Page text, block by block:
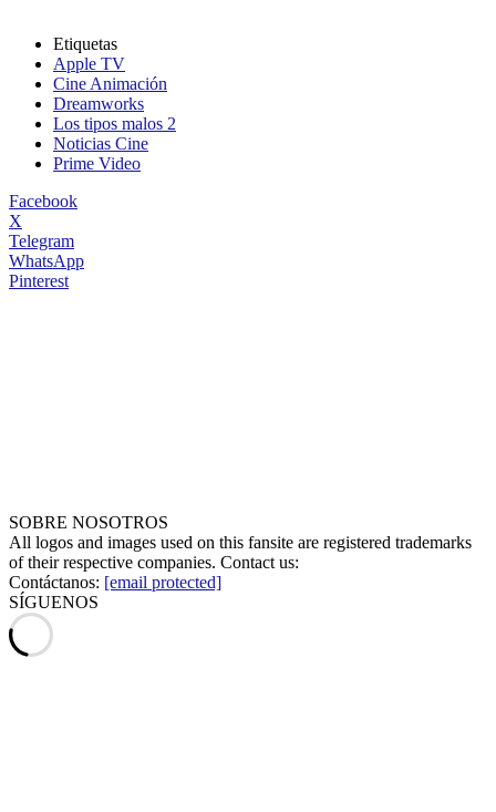
Etiquetas
Apple TV
Cine Animación
Dreamworks
Los tipos malos 2
Noticias Cine
Prime Video
Facebook
X
Telegram
WhatsApp
Pinterest
SOBRE NOSOTROS
All logos and images used on this fansite are registered trademarks
of their respective companies. Contact us:
Contáctanos: [email protected]
SÍGUENOS